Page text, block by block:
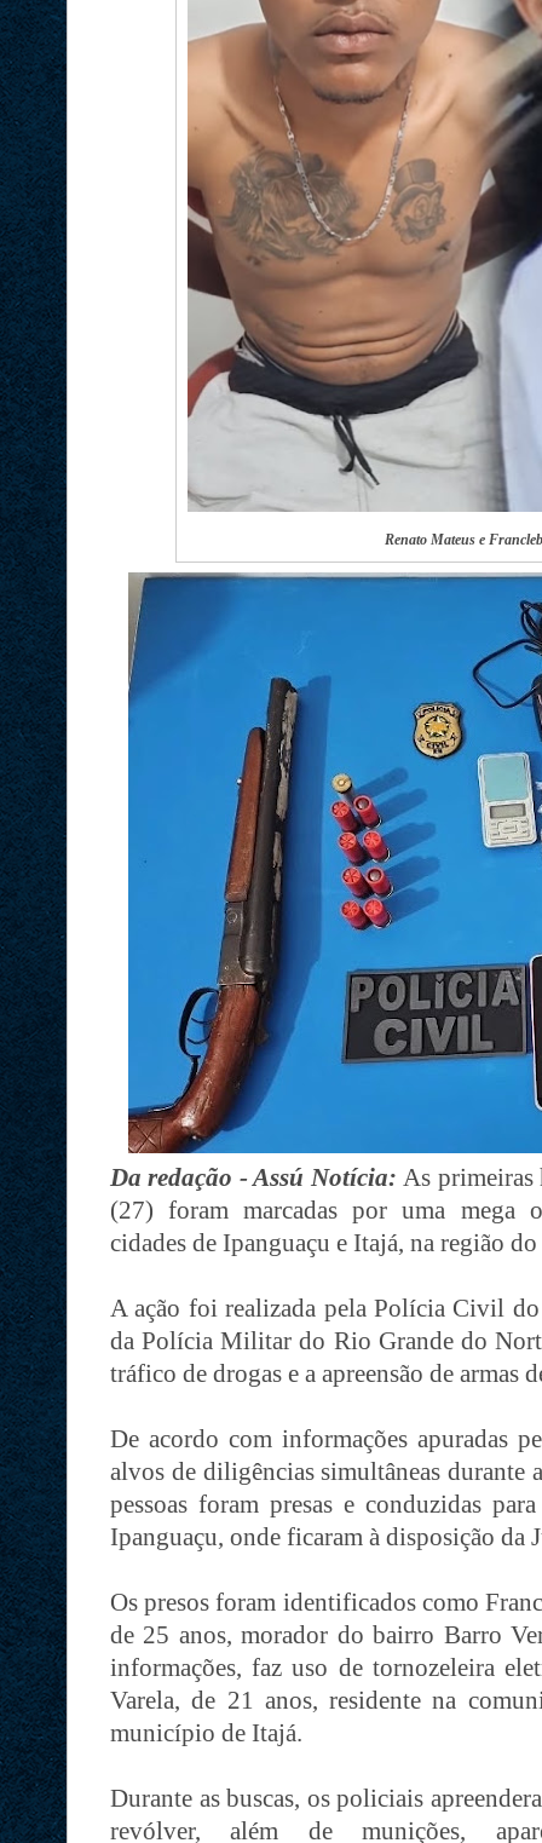
Renato Mateus e
Da redação - Assú Notícia: As primeiras
(27) foram marcadas por uma mega
cidades de Ipanguaçu e Itajá, na região
A ação foi realizada pela Polícia Civil
da Polícia Militar do Rio Grande do
tráfico de drogas e a apreensão de armas
De acordo com informações apuradas
alvos de diligências simultâneas durante
pessoas foram presas e conduzidas
Ipanguaçu, onde ficaram à disposição da
Os presos foram identificados como
de 25 anos, morador do bairro Barro
informações, faz uso de tornozeleira
Varela, de 21 anos, residente na
município de Itajá.
Durante as buscas, os policiais
revólver, além de munições,